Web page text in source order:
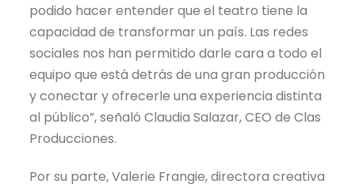
podido hacer entender que el teatro tiene la
capacidad de transformar un país. Las redes
sociales nos han permitido darle cara a todo el
equipo que está detrás de una gran producción
y conectar y ofrecerle una experiencia distinta
al público”, señaló Claudia Salazar, CEO de Clas
Producciones.
Por su parte, Valerie Frangie, directora creativa